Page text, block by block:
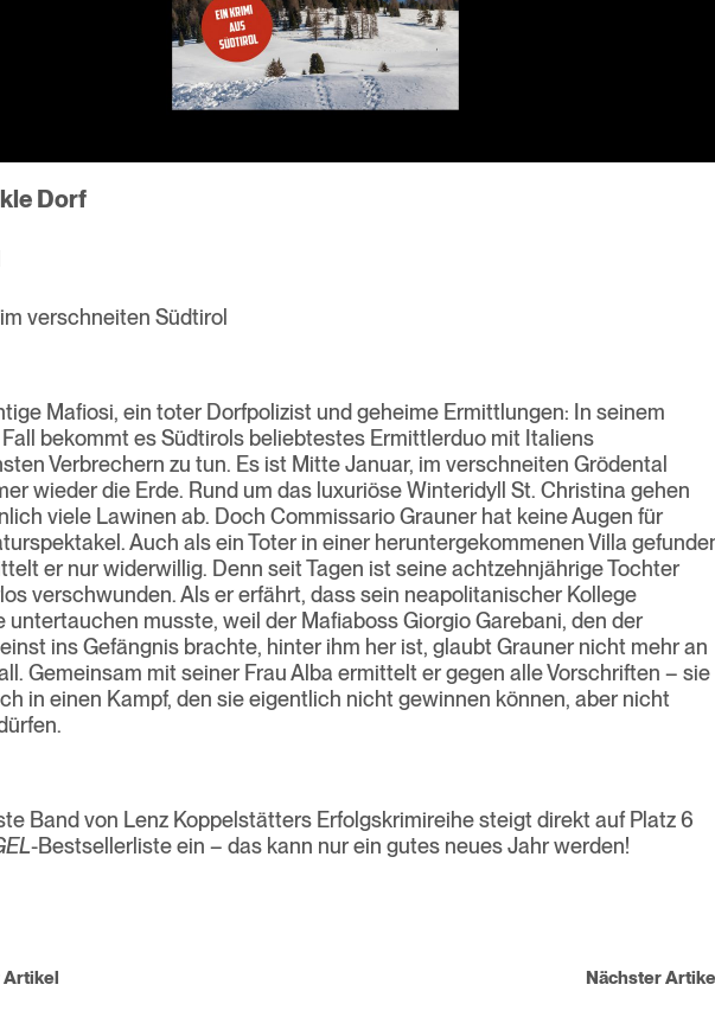
Dorf
verschneiten Südtirol
Mafiosi, ein toter Dorfpolizist und geheime Ermittlungen: In seinem
bekommt es Südtirols beliebtestes Ermittlerduo mit Italiens
Verbrechern zu tun. Es ist Mitte Januar, im verschneiten Grödental
wieder die Erde. Rund um das luxuriöse Winteridyll St. Christina gehen
viele Lawinen ab. Doch Commissario Grauner hat keine Augen für
Auch als ein Toter in einer heruntergekommenen Villa
er nur widerwillig. Denn seit Tagen ist seine achtzehnjährige Tochter
verschwunden. Als er erfährt, dass sein neapolitanischer Kollege
untertauchen musste, weil der Mafiaboss Giorgio Garebani, den der
ins Gefängnis brachte, hinter ihm her ist, glaubt Grauner nicht mehr an
Gemeinsam mit seiner Frau Alba ermittelt er gegen alle Vorschriften – sie
in einen Kampf, den sie eigentlich nicht gewinnen können, aber nicht
Band von Lenz Koppelstätters Erfolgskrimireihe steigt direkt auf Platz 6
-Bestsellerliste ein – das kann nur ein gutes neues Jahr werden!
Nächster
Artikel